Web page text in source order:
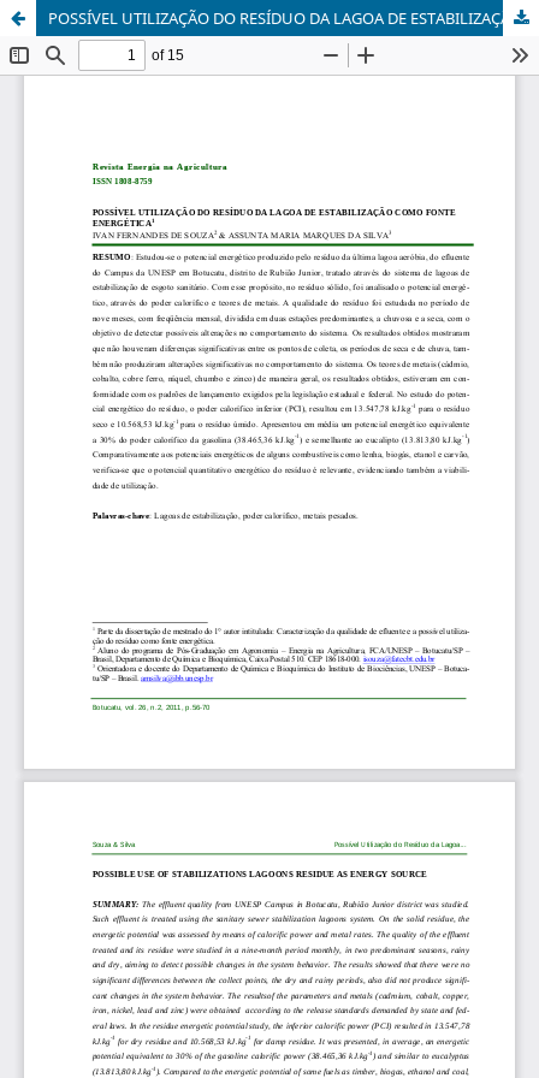
POSSÍVEL UTILIZAÇÃO DO RESÍDUO DA LAGOA DE ESTABILIZAÇÃO COMO FONTE ENERGÉTICA